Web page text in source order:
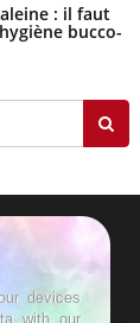
: il faut
bucco-
devices
with our